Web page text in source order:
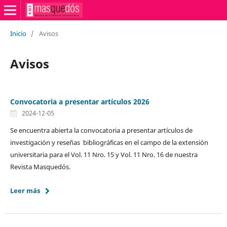
Inicio / Avisos
Avisos
Convocatoria a presentar artículos 2026
2024-12-05
Se encuentra abierta la convocatoria a presentar artículos de
investigación y reseñas bibliográficas en el campo de la extensión
universitaria para el Vol. 11 Nro. 15 y Vol. 11 Nro. 16 de nuestra
Revista Masquedós.
Leer más